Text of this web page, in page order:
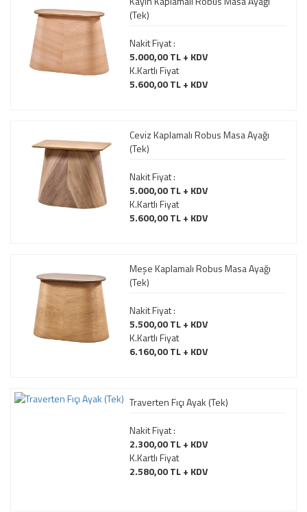
(Tek)
Nakit Fiyat :
5.000,00 TL + KDV
K.Kartlı Fiyat
5.600,00 TL + KDV
Ceviz Kaplamalı Robus Masa Ayağı
(Tek)
Nakit Fiyat :
5.000,00 TL + KDV
K.Kartlı Fiyat
5.600,00 TL + KDV
Meşe Kaplamalı Robus Masa Ayağı
(Tek)
Nakit Fiyat :
5.500,00 TL + KDV
K.Kartlı Fiyat
6.160,00 TL + KDV
Traverten Fıçı Ayak (Tek)
Nakit Fiyat :
2.300,00 TL + KDV
K.Kartlı Fiyat
2.580,00 TL + KDV